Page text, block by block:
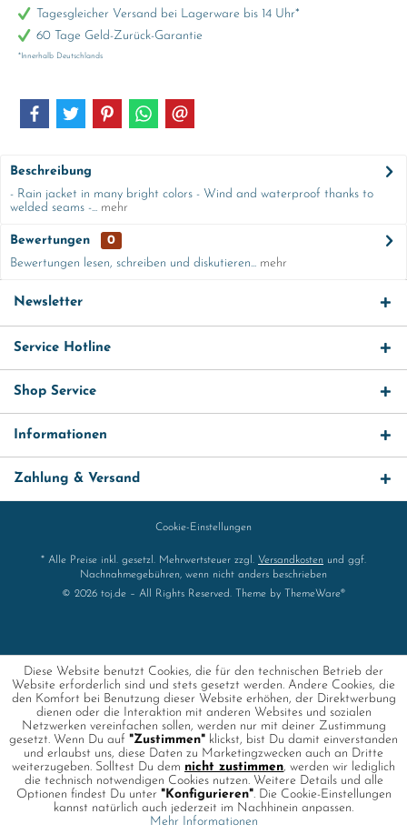
Tagesgleicher Versand bei Lagerware bis 14 Uhr*
60 Tage Geld-Zurück-Garantie
*Innerhalb Deutschlands
Beschreibung
- Rain jacket in many bright colors - Wind and waterproof thanks to
welded seams -... mehr
Bewertungen
0
Bewertungen lesen, schreiben und diskutieren... mehr
Newsletter
Service Hotline
Shop Service
Informationen
Zahlung & Versand
Cookie-Einstellungen
* Alle Preise inkl. gesetzl. Mehrwertsteuer zzgl. Versandkosten und ggf.
Nachnahmegebühren, wenn nicht anders beschrieben
© 2026 toj.de – All Rights Reserved. Theme by
ThemeWare®
Diese Website benutzt Cookies, die für den technischen Betrieb der
Website erforderlich sind und stets gesetzt werden. Andere Cookies, die
den Komfort bei Benutzung dieser Website erhöhen, der Direktwerbung
dienen oder die Interaktion mit anderen Websites und sozialen
Netzwerken vereinfachen sollen, werden nur mit deiner Zustimmung
gesetzt. Wenn Du auf "Zustimmen" klickst, bist Du damit einverstanden
und erlaubst uns, diese Daten zu Marketingzwecken auch an Dritte
weiterzugeben. Solltest Du dem nicht zustimmen, werden wir lediglich
die technisch notwendigen Cookies nutzen. Weitere Details und alle
Optionen findest Du unter "Konfigurieren". Die Cookie-Einstellungen
kannst natürlich auch jederzeit im Nachhinein anpassen.
Mehr Informationen